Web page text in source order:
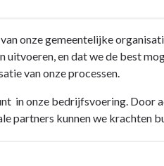
onze gemeentelijke
en dat we de best
van onze processen.
in onze bedrijfsvoering. Door
partners kunnen we krachten